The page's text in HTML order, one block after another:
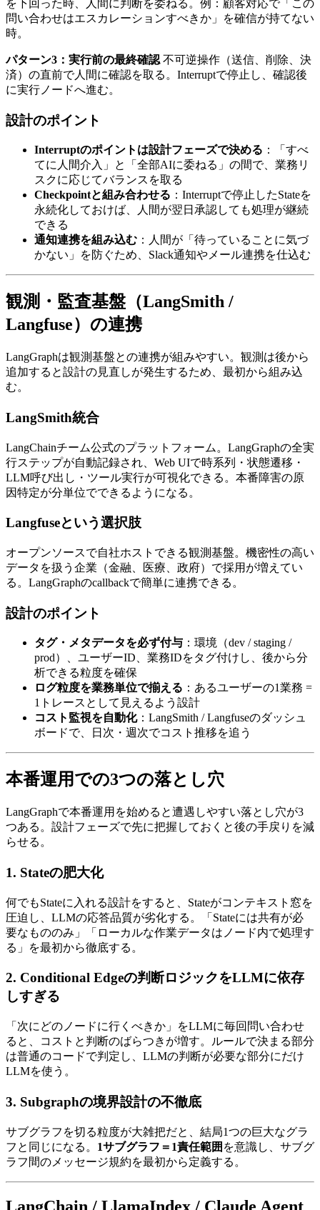
を​下回った​時、​人間に​判断を​委ねる。​例：顧客対応で​「この​
問い​合わせは​エスカレーションすべきか」を​確信が​持てない
時。
パターン3：実行前の最終確認 不可逆操作​（送信、​削除、​決
済）の​直前で​人間に​確認を​取る。​Interruptで​停止し、​確認後
に​実行ノードへ​進む。
設計の​ポイント
Interruptのポイントは設計フェーズで決める ：​「すべ
てに​人間介入」と​「全部​AIに​委ねる」の​間で、​業務リ
スクに​応じて​バランスを​取る
Checkpointと組み合わせる ：Interruptで​停止した​Stateを​
永続化しておけば、​人間が​翌日承認しても​処理が​継続
できる
通知連携を組み込む ：人間が​「待っている​ことに​気づ
かない」を​防ぐ​ため、​Slack通知や​メール連携を​仕込む
観測・監査基盤​（LangSmith /
Langfuse）の​​連携
LangGraphは​観測基盤との​連携が​組みやすい。​観測は​後から​
追加すると​設計の​見直しが​発生する​ため、​最初から​組み込
む。
LangSmith統合
LangChainチーム公式の​プラットフォーム。​LangGraphの​全実​
行ステップが​自動記録され、​Web UIで​時系列・状態遷移・
LLM呼び出し・ツール実行が​可視化できる。​本番障害の​原
因特定が​分単位で​できるようになる。
Langfuseと​​いう​​選択肢
オープンソースで​自社ホストできる​観測基盤。​機密性の​高い​
データを​扱う​企業​（金融、​医療、​政府）で​採用が​増えてい
る。​LangGraphの​callbackで​簡単に​連携できる。
設計の​ポイント
タグ・メタデータを必ず付与 ：環境​（dev / staging /
prod）、​ユーザーID、​業務IDを​タグ付けし、​後から​分
析できる​粒度を​確保
ログ粒度を業務単位で揃える ：ある​ユーザーの​1業務 =
1トレースと​して​見えるよう設計
コスト監視を自動化：LangSmith / Langfuseの​ダッシュ
ボードで、​日次・週次で​コスト推移を​追う
本番運用での​​3つの​​落とし穴
LangGraphで​本番運用を​始めると​遭遇しやすい​落とし穴が​3
つある。​設計フェーズで​先に​把握しておくと​後の​手戻りを​減
らせる。
1. Stateの​​肥大化
何でも​Stateに​入れる​設計を​すると、​Stateが​コンテキスト窓を​
圧迫し、​LLMの​応答品質が​劣化する。​「Stateには​共有が​必
要な​もの​のみ」​「ローカルな​作業データは​ノード内で​処理す
る」を​最初から​徹底する。
2. Conditional Edgeの​​判断ロジックを​​LLMに​​依存
しすぎる
「次に​どの​ノードに​行くべきか」を​LLMに​毎回​問い​合わせ
ると、​コストと​判断の​ばらつきが​増す。​ルールで​決まる​部分
は​普通の​コードで​判定し、​LLMの​判断が​必要な​部分にだけ
LLMを​使う。
3. Subgraphの​​境界設計の​​不徹底
サブグラフを​切る​粒度が​大雑把だと、​結局​1つの​巨大な​グラ
フと​同じに​なる。 1サブグラフ＝1責任範囲 を​意識し、​サブグ
ラフ間の​メッセージ規約を​最初から​定義する。
LangChain / LlamaIndex / Claude Agent